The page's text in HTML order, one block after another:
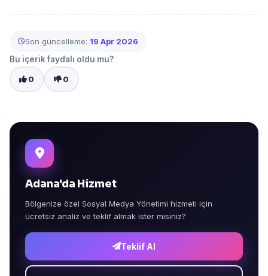
Son güncelleme: 19 Apr 2026
Bu içerik faydalı oldu mu?
0 0
Adana'da Hizmet
Bölgenize özel Sosyal Medya Yönetimi hizmeti için
ücretsiz analiz ve teklif almak ister misiniz?
Teklif Al